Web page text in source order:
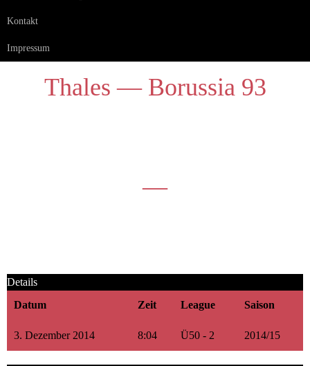
Kontakt
Impressum
Thales — Borussia 93
—
Details
Datum
Zeit League Saison
3. Dezember 2014 8:04 Ü50 - 2 2014/15